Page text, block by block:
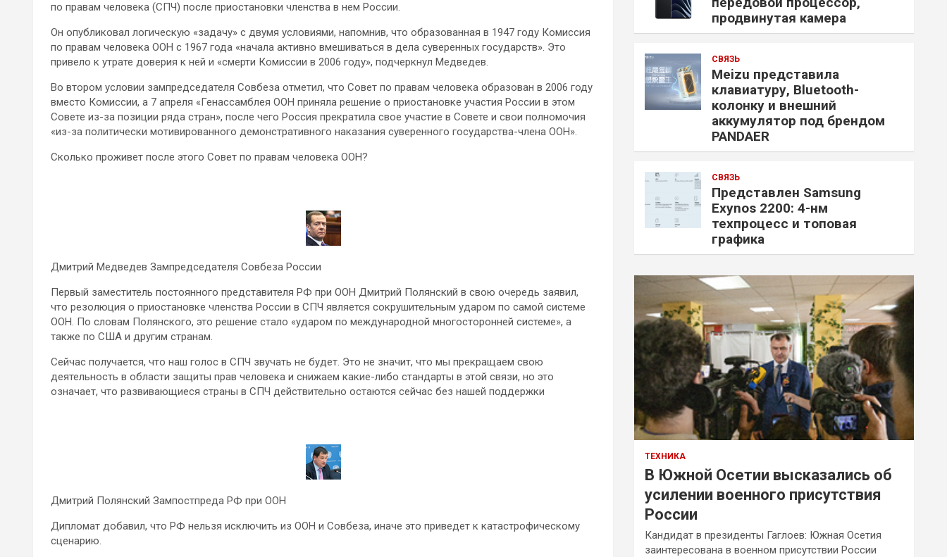
по правам человека (СПЧ) после приостановки членства в нем России.
Он опубликовал логическую «задачу» с двумя условиями, напомнив, что образованная в 1947 году Комиссия
по правам человека ООН с 1967 года «начала активно вмешиваться в дела суверенных государств». Это
привело к утрате доверия к ней и «смерти Комиссии в 2006 году», подчеркнул Медведев.
Во втором условии зампредседателя Совбеза отметил, что Совет по правам человека образован в 2006 году
вместо Комиссии, а 7 апреля «Генассамблея ООН приняла решение о приостановке участия России в этом
Совете из-за позиции ряда стран», после чего Россия прекратила свое участие в Совете и свои полномочия
«из-за политически мотивированного демонстративного наказания суверенного государства-члена ООН».
Сколько проживет после этого Совет по правам человека ООН?
Дмитрий Медведев Зампредседателя Совбеза России
Первый заместитель постоянного представителя РФ при ООН Дмитрий Полянский в свою очередь заявил,
что резолюция о приостановке членства России в СПЧ является сокрушительным ударом по самой системе
ООН. По словам Полянского, это решение стало «ударом по международной многосторонней системе», а
также по США и другим странам.
Сейчас получается, что наш голос в СПЧ звучать не будет. Это не значит, что мы прекращаем свою
деятельность в области защиты прав человека и снижаем какие-либо стандарты в этой связи, но это
означает, что развивающиеся страны в СПЧ действительно остаются сейчас без нашей поддержки
Дмитрий Полянский Зампостпреда РФ при ООН
Дипломат добавил, что РФ нельзя исключить из ООН и Совбеза, иначе это приведет к катастрофическому
сценарию.
продвинутая камера
СВЯЗЬ
Meizu представила
клавиатуру, Bluetooth-
колонку и внешний
аккумулятор под брендом
PANDAER
СВЯЗЬ
Представлен Samsung
Exynos 2200: 4-нм
техпроцесс и топовая
графика
ТЕХНИКА
В Южной Осетии высказались об
усилении военного присутствия
России
Кандидат в президенты Гаглоев: Южная Осетия
заинтересована в военном присутствии России